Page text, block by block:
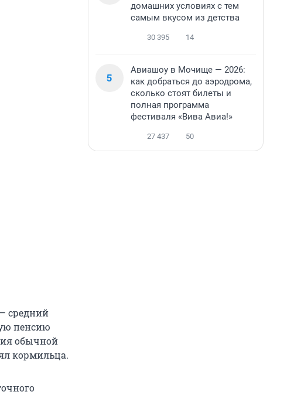
средний
пенсию
обычной
кормильца.
домашних условиях с тем
самым вкусом из детства
30 395 14
5
Авиашоу в Мочище — 2026:
как добраться до аэродрома,
сколько стоят билеты и
полная программа
фестиваля «Вива Авиа!»
27 437 50